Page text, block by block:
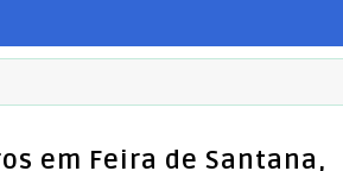
em Feira de Santana,